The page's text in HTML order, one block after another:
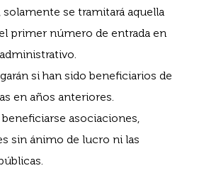
solamente se tramitará aquella
primer número de entrada en
si han sido beneficiarios de
en años anteriores.
asociaciones,
sin ánimo de lucro ni las